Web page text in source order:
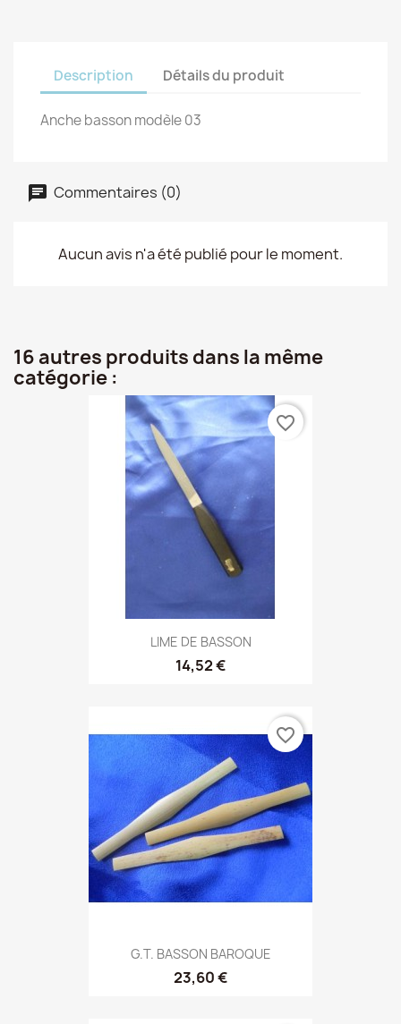
Description Détails du produit
Anche basson modèle 03
Commentaires (0)
Aucun avis n'a été publié pour le moment.
16 autres produits dans la même
catégorie :
LIME DE BASSON
14,52 €
favorite_border
G.T. BASSON BAROQUE
23,60 €
favorite_border